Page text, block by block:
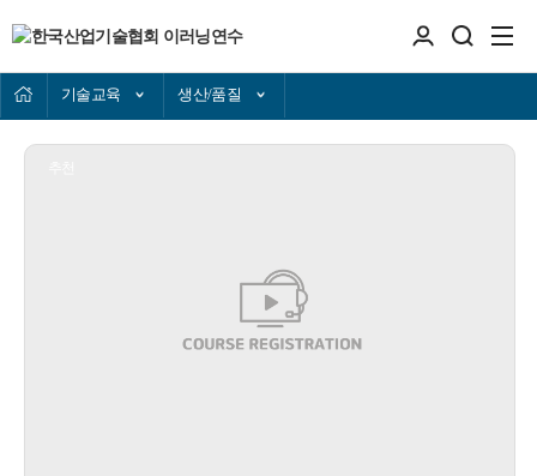
기술교육 생산/품질